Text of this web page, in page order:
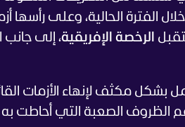
الفترة الحالية، وعلى رأسها
الرخصة الإفريقية، إلى جانب
بشكل مكثف لإنهاء الأزمات
الصعبة التي أحاطت به